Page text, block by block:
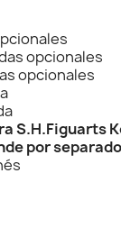
opcionales
opcionales
S.H.Figuarts
por